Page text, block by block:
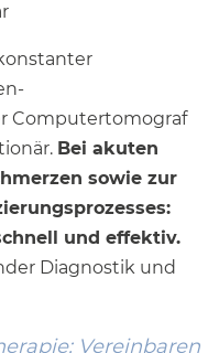
Computertomograf
Bei akuten
sowie zur
und effektiv.
Diagnostik und
Vereinbaren